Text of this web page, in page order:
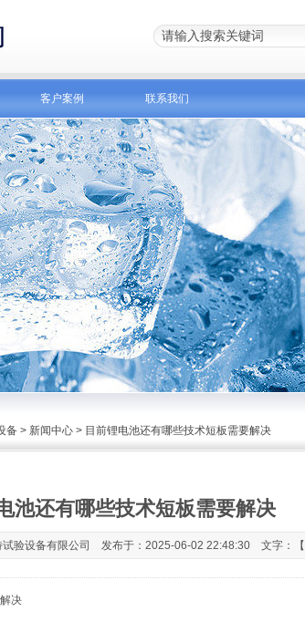
客户案例 联系我们
备 > 新闻中心 > 目前锂电池还有哪些技术短板需要解决
池还有哪些技术短板需要解决
试验设备有限公司 发布于：2025-06-02 22:48:30 文字：【
决